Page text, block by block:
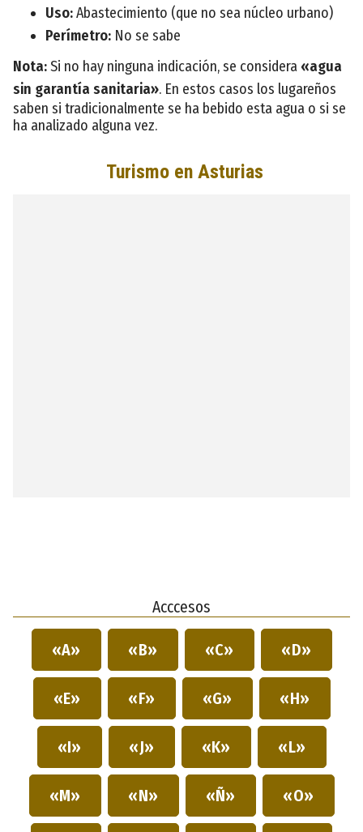
Uso:Abastecimiento (que no sea núcleo urbano)
Perímetro: No se sabe
Nota:Si no hay ninguna indicación, se considera «agua
sin garantía sanitaria». En estos casos los lugareños
saben si tradicionalmente se ha bebido esta agua o si se
ha analizado alguna vez.
Acccesos
«A» «B» «C» «D»
«E» «F» «G» «H»
«I» «J» «K» «L»
«M» «N» «Ñ» «O»